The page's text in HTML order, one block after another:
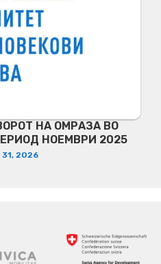
НА ОМРАЗА ВО
НОЕМВРИ 2025
2026